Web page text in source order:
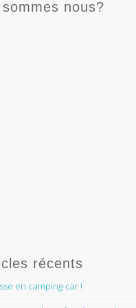
nous?
récents
en camping-car !